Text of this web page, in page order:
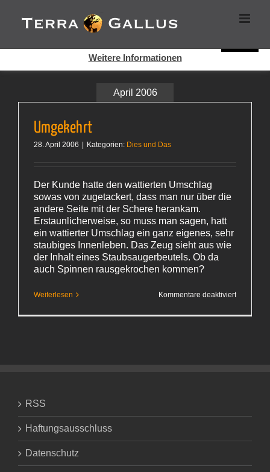
Inhalt
springen
April 2006
Umgekehrt
28. April 2006 Kategorien: Dies und Das
Der Kunde hatte den wattierten Umschlag
sowas von zugetackert, dass man nur über die
andere Seite mit der Schere herankam.
Erstaunlicherweise, so muss man sagen, hatt
ein wattierter Umschlag ein ganz eigenes, sehr
staubiges Innenleben. Das Zeug sieht aus wie
der Inhalt eines Staubsaugerbeutels. Ob da
auch Spinnen rausgekrochen kommen?
Weiterlesen Kommentare deaktiviertfür
RSS
Haftungsausschluss
Datenschutz
Cookies helfen auf auf dieser Seite bei der Bereitstellung der
Dienste. Durch die Nutzung dieser Webseite erklären Sie sich
Weitere Informationen